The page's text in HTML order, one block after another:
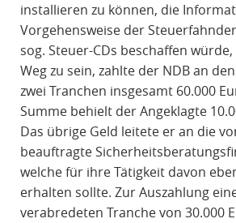
installieren zu können, die
Vorgehensweise der
sog. Steuer-CDs beschaffen
Weg zu sein, zahlte der NDB an
zwei Tranchen insgesamt 60.000
Summe behielt der Angeklagte
Das übrige Geld leitete er an die
beauftragte
welche für ihre Tätigkeit davon
erhalten sollte. Zur Auszahlung
verabredeten Tranche von 30.000